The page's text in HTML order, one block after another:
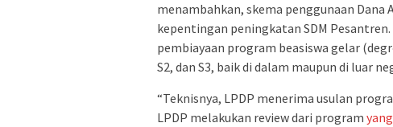
menambahkan, skema penggunaan
kepentingan peningkatan SDM
pembiayaan program beasiswa gelar
S2, dan S3, baik di dalam maupun di luar
“Teknisnya, LPDP menerima usulan
LPDP melakukan review dari program yang